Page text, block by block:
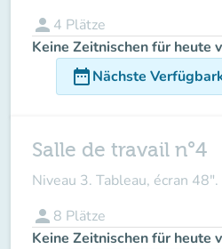
person 4 Plätze
Keine Zeitnischen für heute
date_rangeNächste
Salle de travail n°4
Niveau 3. Tableau, écran
person 8 Plätze
Keine Zeitnischen für heute